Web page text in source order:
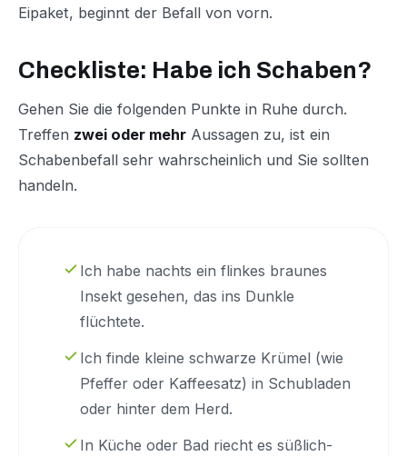
Eipaket, beginnt der Befall von vorn.
Checkliste: Habe ich Schaben?
Gehen Sie die folgenden Punkte in Ruhe durch.
Treffen zwei oder mehr Aussagen zu, ist ein
Schabenbefall sehr wahrscheinlich und Sie sollten
handeln.
Ich habe nachts ein flinkes braunes
Insekt gesehen, das ins Dunkle
flüchtete.
Ich finde kleine schwarze Krümel (wie
Pfeffer oder Kaffeesatz) in Schubladen
oder hinter dem Herd.
In Küche oder Bad riecht es süßlich-